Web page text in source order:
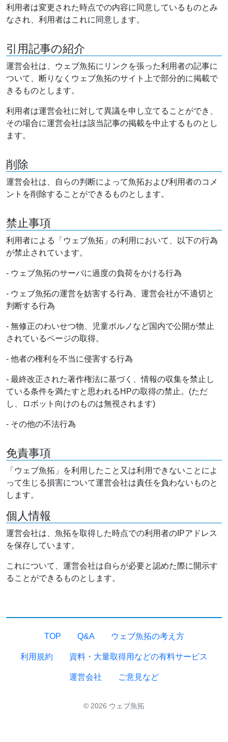
利用者は変更された時点での内容に同意しているものとみ
なされ、利用者はこれに同意します。
引用記事の紹介
運営会社は、ウェブ魚拓にリンクを張った利用者の記事に
ついて、断りなくウェブ魚拓のサイト上で部分的に掲載で
きるものとします。
利用者は運営会社に対して異議を申し立てることができ、
その場合に運営会社は該当記事の掲載を中止するものとし
ます。
削除
運営会社は、自らの判断によって魚拓および利用者のコメ
ントを削除することができるものとします。
禁止事項
利用者による「ウェブ魚拓」の利用において、以下の行為
が禁止されています。
- ウェブ魚拓のサーバに過度の負荷をかける行為
- ウェブ魚拓の運営を妨害する行為、運営会社が不適切と
判断する行為
- 無修正のわいせつ物、児童ポルノなど国内で公開が禁止
されているページの取得。
- 他者の権利を不当に侵害する行為
- 最終改正された著作権法に基づく、情報の収集を禁止し
ている条件を満たすと思われるHPの取得の禁止。(ただ
し、ロボット向けのものは無視されます)
- その他の不法行為
免責事項
「ウェブ魚拓」を利用したこと又は利用できないことによ
って生じる損害について運営会社は責任を負わないものと
します。
個人情報
運営会社は、魚拓を取得した時点での利用者のIPアドレス
を保存しています。
これについて、運営会社は自らが必要と認めた際に開示す
ることができるものとします。
TOP Q&A ウェブ魚拓の考え方
利用規約 資料・大量取得用などの有料サービス
運営会社 ご意見など
© 2026 ウェブ魚拓